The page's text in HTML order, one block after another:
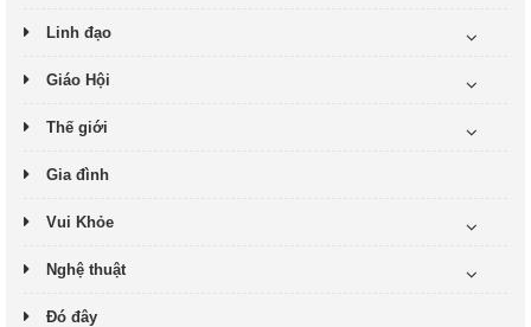
Linh đạo
Giáo Hội
Thế giới
Gia đình
Vui Khỏe
Nghệ thuật
Đó đây